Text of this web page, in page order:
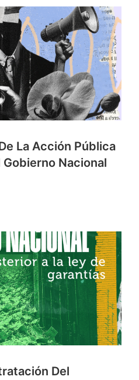
La Acción Pública
Nacional
Del